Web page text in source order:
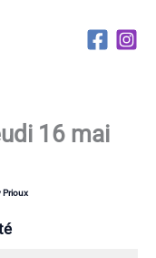
16 mai
Prioux